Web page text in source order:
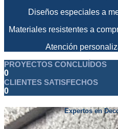
Diseños especiales a
Materiales resistentes a
Atención
PROYECTOS CONCLUÍDOS
0
CLIENTES SATISFECHOS
0
Expertos en